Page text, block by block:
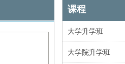
课程
大学升学班
大学院升学班